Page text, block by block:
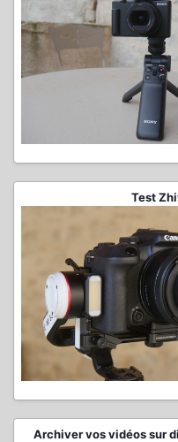
Test
Archiver vos vidéos sur